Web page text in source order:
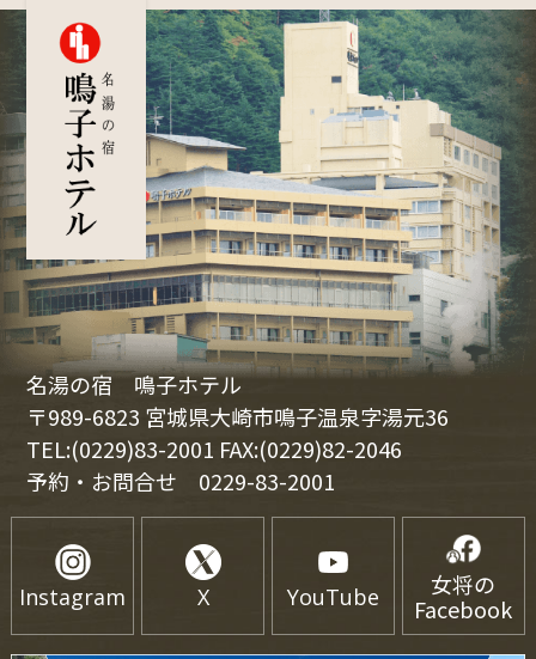
名湯の宿 鳴子ホテル
〒989-6823 宮城県大崎市鳴子温泉字湯元36
TEL:(0229)83-2001 FAX:(0229)82-2046
予約・お問合せ 0229-83-2001
Instagram X YouTube
女将の
Facebook